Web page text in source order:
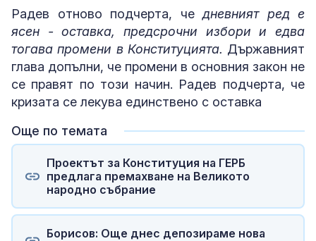
Радев отново подчерта, чедневният ред е
ясен - оставка, предсрочни избори и едва
тогава промени в Конституцията. Държавният
глава допълни, че промени в основния закон не
се правят по този начин. Радев подчерта, че
кризата се лекува единствено с оставка
Още по темата
Проектът за Конституция на ГЕРБ
предлага премахване на Великото
народно събрание
Борисов: Още днес депозираме нова